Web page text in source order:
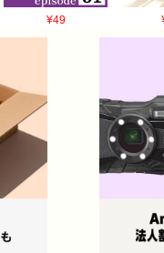
¥49